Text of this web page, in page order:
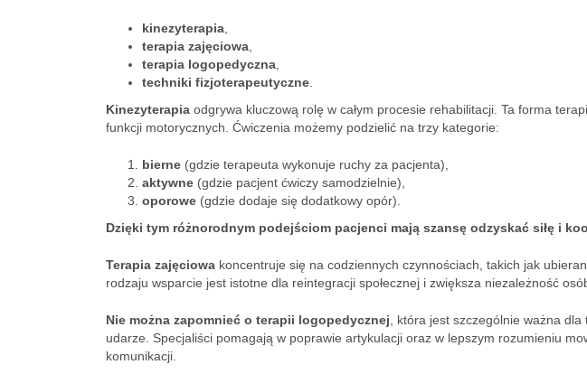
kinezyterapia
terapia zajęciowa
terapia logopedyczna
techniki fizjoterapeutyczne
Kinezyterapia odgrywa kluczową rolę w całym procesie rehabilitacji. Ta forma
funkcji motorycznych. Ćwiczenia możemy podzielić na trzy kategorie:
bierne (gdzie terapeuta wykonuje ruchy za pacjenta),
aktywne (gdzie pacjent ćwiczy samodzielnie),
oporowe (gdzie dodaje się dodatkowy opór).
Dzięki tym różnorodnym podejściom pacjenci mają szansę odzyskać siłę i
Terapia zajęciowa koncentruje się na codziennych czynnościach, takich jak
rodzaju wsparcie jest istotne dla reintegracji społecznej i zwiększa niezależność
Nie można zapomnieć o terapii logopedycznej , która jest szczególnie ważna
udarze. Specjaliści pomagają w poprawie artykulacji oraz w lepszym rozumieniu
komunikacji.